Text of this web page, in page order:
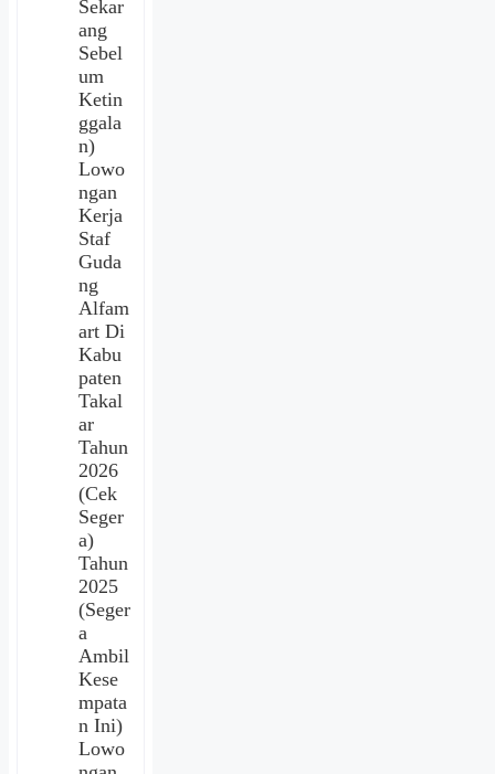
Sekar
ang
Sebel
um
Ketin
ggala
n)
Lowo
ngan
Kerja
Staf
Guda
ng
Alfam
art Di
Kabu
paten
Takal
ar
Tahun
2026
(Cek
Seger
a)
Tahun
2025
(Seger
a
Ambil
Kese
mpata
n Ini)
Lowo